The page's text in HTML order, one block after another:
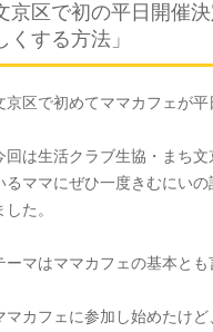
京区で初の平日開催
くする方法」
京区で初めてママカフェが平
回は生活クラブ生協・まち
るママにぜひ一度きむにい
した。
ーマはママカフェの基本と
マカフェに参加し始めたけ